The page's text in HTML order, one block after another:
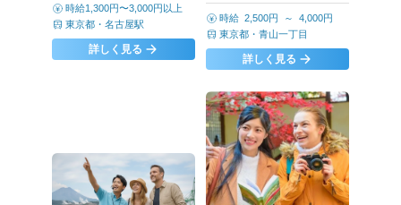
時給1,300円〜3,000円以上
東京都 ・ 名古屋駅
詳しく見る
時給 2,500円 ～ 4,000円
東京都 ・ 青山一丁目
詳しく見る